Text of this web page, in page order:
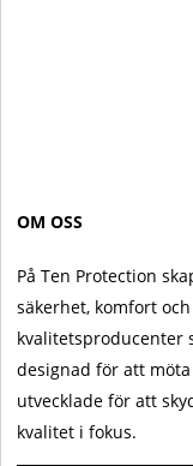
OM OSS
På Ten Protection
säkerhet, komfort
kvalitetsproducenter
designad för att
utvecklade för att
kvalitet i fokus.